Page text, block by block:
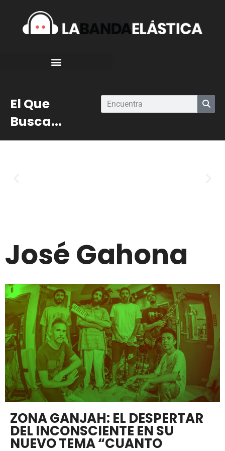
El Que
Busca...
José Gahona
ZONA GANJAH: EL DESPERTAR
DEL INCONSCIENTE EN SU
NUEVO TEMA “CUANTO